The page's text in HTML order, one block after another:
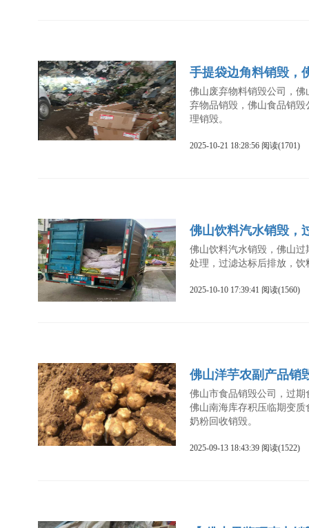
手提袋边角料销毁，
佛山废弃物料销毁公司，
弃物品销毁，佛山食品销
理销毁。
2025-10-21 18:28:56 阅读(1701)
佛山饮料汽水销毁，
佛山饮料汽水销毁，佛山
处理，过滤达标后排放，
2025-10-10 17:39:41 阅读(1560)
佛山洋芋农副产品销
佛山市食品销毁公司，过
佛山南海库存积压临期变
奶粉回收销毁。
2025-09-13 18:43:39 阅读(1522)